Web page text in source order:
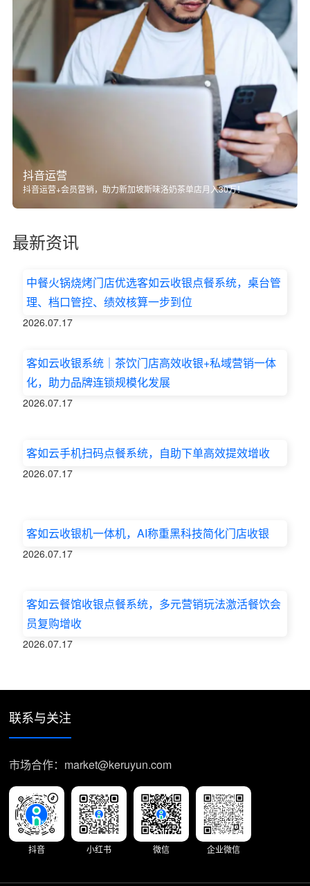
抖音运营
抖音运营+会员营销，助力新加坡斯味洛奶茶单店月入30万！
最新资讯
中餐火锅烧烤门店优选客如云收银点餐系统，桌台管
理、档口管控、绩效核算一步到位
2026.07.17
客如云收银系统｜茶饮门店高效收银+私域营销一体
化，助力品牌连锁规模化发展
2026.07.17
客如云手机扫码点餐系统，自助下单高效提效增收
2026.07.17
客如云收银机一体机，AI称重黑科技简化门店收银
2026.07.17
客如云餐馆收银点餐系统，多元营销玩法激活餐饮会
员复购增收
2026.07.17
联系与关注
市场合作：market@keruyun.com
抖音 小红书 微信 企业微信